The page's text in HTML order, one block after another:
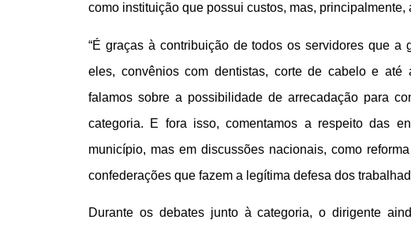
como instituição que possui custos, mas, principalmente,
“É graças à contribuição de todos os servidores que a
eles, convênios com dentistas, corte de cabelo e
falamos sobre a possibilidade de arrecadação para
categoria. E fora isso, comentamos a respeito das
município, mas em discussões nacionais, como
confederações que fazem a legítima defesa dos
Durante os debates junto à categoria, o dirigente